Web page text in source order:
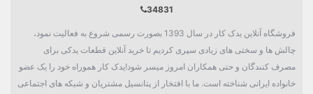
34831
فروشگاه آنلاین یدک کار در سال 1393 بصورت رسمی شروع به فعالیت نمود،
چالش ها و سختی های زیادی سپری کردیم تا خرید آنلاین قطعات یدکی برای
مصرف کنندگان و حتی همکاران امروز میسر شود!یدک کار هموراه خود را یک عضو
خانواده ایرانی شناخته است. ما با افتخار از پتانسیل مشتریان و شبکه های اجتماعی